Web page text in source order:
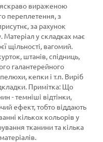
вираженою
переплетення, з
за рахунок
Матеріал у складках має
щільності, вагомий.
штанів, спідниць,
галантерейного
кепки і т.п. Виріб
Примітка: Що
- темніші відтінки,
ефект, тобто віддають
кількох кольорів у
тканини та кілька